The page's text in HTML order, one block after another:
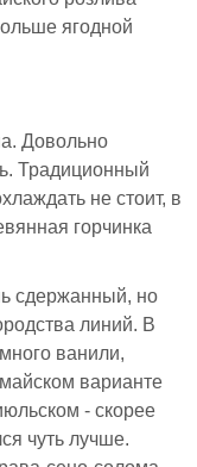
ягодной
Довольно
Традиционный
не стоит, в
горчинка
сдержанный, но
линий. В
ванили,
варианте
- скорее
чуть лучше.